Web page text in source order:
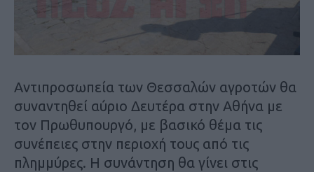
Αντιπροσωπεία των Θεσσαλών αγροτών θα
συναντηθεί αύριο Δευτέρα στην Αθήνα με
τον Πρωθυπουργό, με βασικό θέμα τις
συνέπειες στην περιοχή τους από τις
πλημμύρες. Η συνάντηση θα γίνει στις